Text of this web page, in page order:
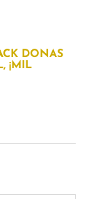
DONAS
¡MIL